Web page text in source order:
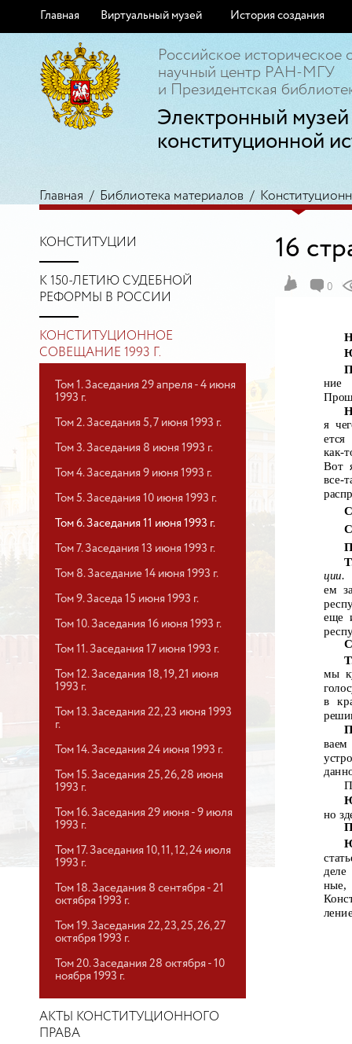
Главная Виртуальный музей История создания
Российское историческое
научный центр РАН-МГУ
и Президентская
Электронный музей
конституционной
Главная / Библиотека материалов /
КОНСТИТУЦИИ
К 150-ЛЕТИЮ СУДЕБНОЙ
РЕФОРМЫ В РОССИИ
КОНСТИТУЦИОННОЕ
СОВЕЩАНИЕ 1993 Г.
Том 1. Заседания 29 апреля - 4 июня
1993 г.
Том 2. Заседания 5, 7 июня 1993 г.
Том 3. Заседания 8 июня 1993 г.
Том 4. Заседания 9 июня 1993 г.
Том 5. Заседания 10 июня 1993 г.
Том 6. Заседания 11 июня 1993 г.
Том 7. Заседания 13 июня 1993 г.
Том 8. Заседание 14 июня 1993 г.
Том 9. Заседа 15 июня 1993 г.
Том 10. Заседания 16 июня 1993 г.
Том 11. Заседания 17 июня 1993 г.
Том 12. Заседания 18, 19, 21 июня
1993 г.
Том 13. Заседания 22, 23 июня 1993
г.
Том 14. Заседания 24 июня 1993 г.
Том 15. Заседания 25, 26, 28 июня
1993 г.
Том 16. Заседания 29 июня - 9 июля
1993 г.
Том 17. Заседания 10, 11, 12, 24 июля
1993 г.
Том 18. Заседания 8 сентября - 21
октября 1993 г.
Том 19. Заседания 22, 23, 25, 26, 27
октября 1993 г.
Том 20. Заседания 28 октября - 10
ноября 1993 г.
АКТЫ КОНСТИТУЦИОННОГО
ПРАВА
16
0
ние
я
ется
как-
Вот
все-
ции.
ем
еще
мы
в
но
ные,